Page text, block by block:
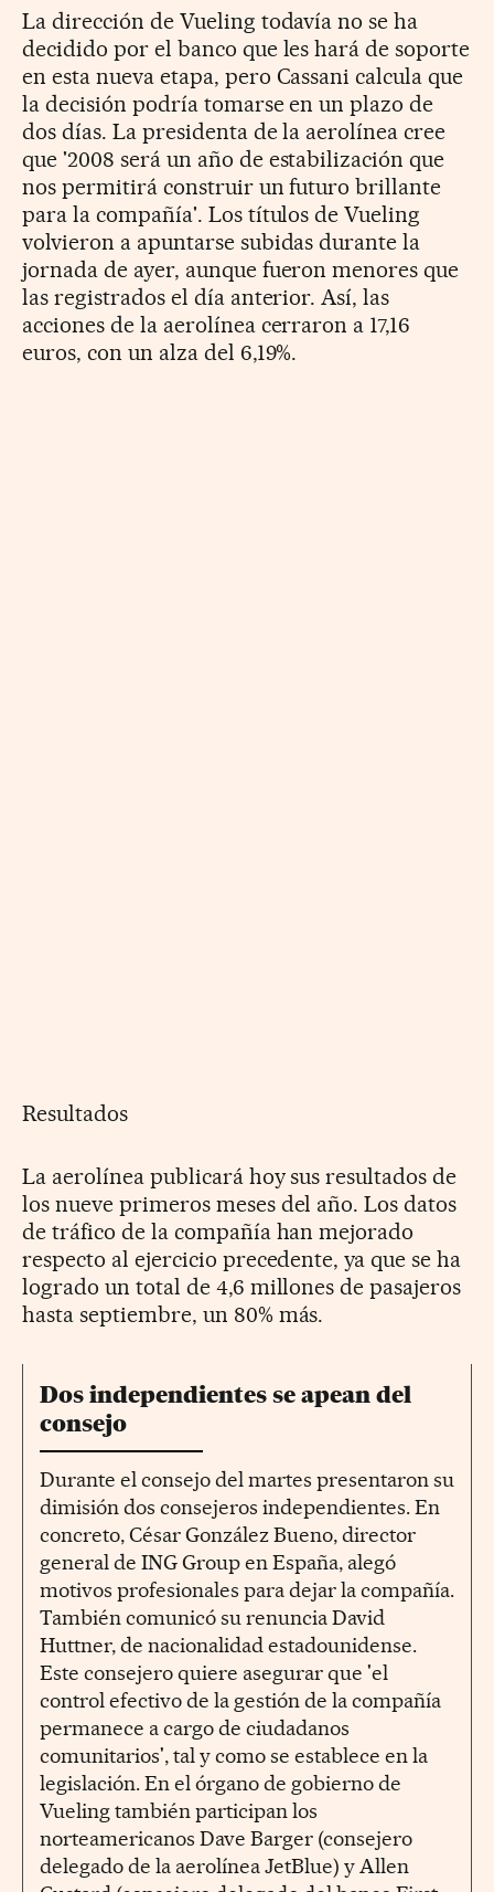
La dirección de Vueling todavía no se ha
decidido por el banco que les hará de soporte
en esta nueva etapa, pero Cassani calcula que
la decisión podría tomarse en un plazo de
dos días. La presidenta de la aerolínea cree
que '2008 será un año de estabilización que
nos permitirá construir un futuro brillante
para la compañía'. Los títulos de Vueling
volvieron a apuntarse subidas durante la
jornada de ayer, aunque fueron menores que
las registrados el día anterior. Así, las
acciones de la aerolínea cerraron a 17,16
euros, con un alza del 6,19%.
Resultados
La aerolínea publicará hoy sus resultados de
los nueve primeros meses del año. Los datos
de tráfico de la compañía han mejorado
respecto al ejercicio precedente, ya que se ha
logrado un total de 4,6 millones de pasajeros
hasta septiembre, un 80% más.
Dos independientes se apean del
consejo
Durante el consejo del martes presentaron su
dimisión dos consejeros independientes. En
concreto, César González Bueno, director
general de ING Group en España, alegó
motivos profesionales para dejar la compañía.
También comunicó su renuncia David
Huttner, de nacionalidad estadounidense.
Este consejero quiere asegurar que 'el
control efectivo de la gestión de la compañía
permanece a cargo de ciudadanos
comunitarios', tal y como se establece en la
legislación. En el órgano de gobierno de
Vueling también participan los
norteamericanos Dave Barger (consejero
delegado de la aerolínea JetBlue) y Allen